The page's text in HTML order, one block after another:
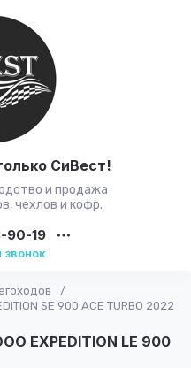
CиВест!
и продажа
чехлов и кофр.
90-19
/
SE 900 ACE TURBO 2022
EXPEDITION LE 900